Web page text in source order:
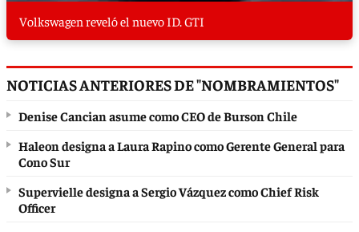
Volkswagen reveló el nuevo ID. GTI
NOTICIAS ANTERIORES DE "NOMBRAMIENTOS"
Denise Cancian asume como CEO de Burson Chile
Haleon designa a Laura Rapino como Gerente General para
Cono Sur
Supervielle designa a Sergio Vázquez como Chief Risk
Officer